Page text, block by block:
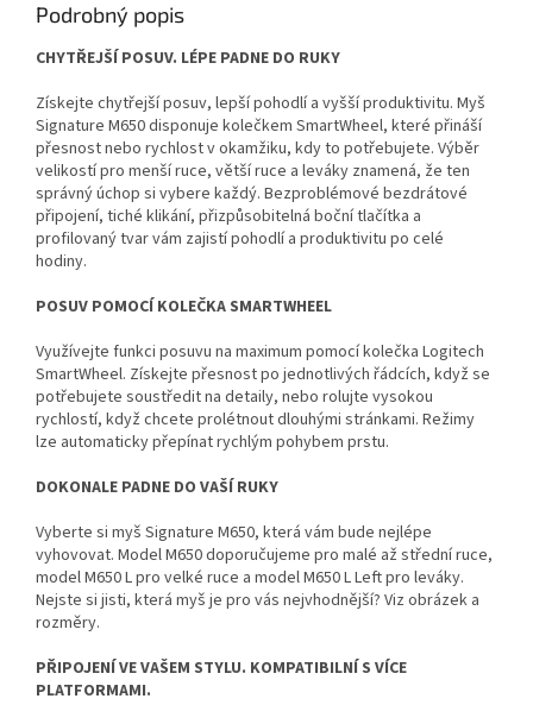
Podrobný popis
CHYTŘEJŠÍ POSUV. LÉPE PADNE DO RUKY
Získejte chytřejší posuv, lepší pohodlí a vyšší produktivitu. Myš
Signature M650 disponuje kolečkem SmartWheel, které přináší
přesnost nebo rychlost v okamžiku, kdy to potřebujete. Výběr
velikostí pro menší ruce, větší ruce a leváky znamená, že ten
správný úchop si vybere každý. Bezproblémové bezdrátové
připojení, tiché klikání, přizpůsobitelná boční tlačítka a
profilovaný tvar vám zajistí pohodlí a produktivitu po celé
hodiny.
POSUV POMOCÍ KOLEČKA SMARTWHEEL
Využívejte funkci posuvu na maximum pomocí kolečka Logitech
SmartWheel. Získejte přesnost po jednotlivých řádcích, když se
potřebujete soustředit na detaily, nebo rolujte vysokou
rychlostí, když chcete prolétnout dlouhými stránkami. Režimy
lze automaticky přepínat rychlým pohybem prstu.
DOKONALE PADNE DO VAŠÍ RUKY
Vyberte si myš Signature M650, která vám bude nejlépe
vyhovovat. Model M650 doporučujeme pro malé až střední ruce,
model M650 L pro velké ruce a model M650 L Left pro leváky.
Nejste si jisti, která myš je pro vás nejvhodnější? Viz obrázek a
rozměry.
PŘIPOJENÍ VE VAŠEM STYLU. KOMPATIBILNÍ S VÍCE
PLATFORMAMI.